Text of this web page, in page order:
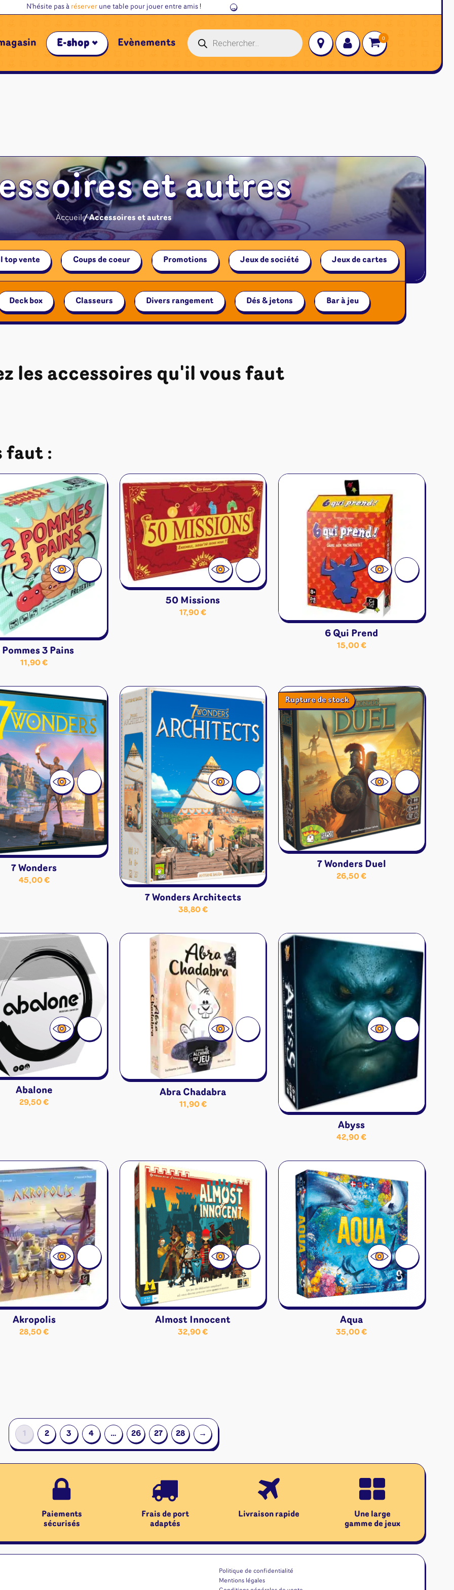
N'hésite pas à réserverune table pour jouer entre amis ! →
E-shop
One Piece
Pokemon
Star Wars Unlimited
Flesh and Blood
Riftbound - League of
Legends
Naruto Mythos
Autres
Divers rangement
Goodies & autres
Protège-Cartes
Tapis de jeu
Évènements
Recherche
de
produits
et autres
Accueil/ Accessoires et autres
top vente Coups de coeur Promotions Jeux de société Jeux de cartes
Deck box Classeurs Divers rangement Dés & jetons Bar à jeu
les accessoires qu'il vous faut
faut :
Pommes 3 Pains
11,90€
50 Missions
17,90€
6 Qui Prend
15,00€
7 Wonders
45,00€
7 Wonders Architects
38,80€
Rupture de stock
7 Wonders Duel
26,50€
Abalone
29,50€
Abra Chadabra
11,90€
Abyss
42,90€
Akropolis
28,50€
Almost Innocent
32,90€
Aqua
35,00€
1 2 3 4 … 26 27 28 →
Paiements
sécurisés
Frais de port
adaptés
Livraison rapide
Une large
gamme de jeux
Politique de confidentialité
Mentions légales